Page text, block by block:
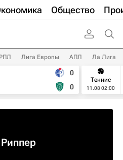
Общество
РПЛ Лига Европы АПЛ Ла Лига
0
0
Теннис
11.08 02:00